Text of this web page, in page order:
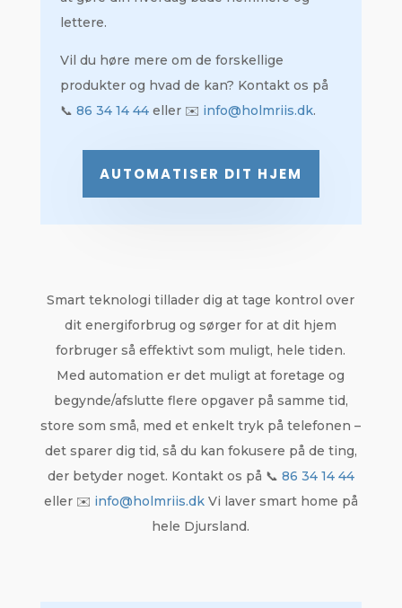
lettere.
Vil du høre mere om de forskellige
produkter og hvad de kan? Kontakt os på
📞86 34 14 44 eller ✉️ info@holmriis.dk.
AUTOMATISER DIT HJEM
Smart teknologi tillader dig at tage kontrol over
dit energiforbrug og sørger for at dit hjem
forbruger så effektivt som muligt, hele tiden.
Med automation er det muligt at foretage og
begynde/afslutte flere opgaver på samme tid,
store som små, med et enkelt tryk på telefonen –
det sparer dig tid, så du kan fokusere på de ting,
der betyder noget. Kontakt os på 📞 86 34 14 44
eller ✉️ info@holmriis.dk​ Vi laver smart home på
hele Djursland.